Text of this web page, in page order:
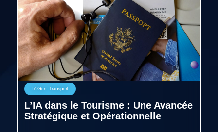
IA Gen, Transport
L’IA dans le Tourisme : Une Avancée
Stratégique et Opérationnelle